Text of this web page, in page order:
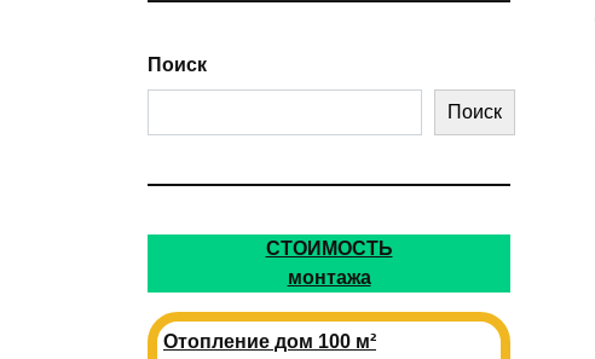
Поиск
Поиск
СТОИМОСТЬ
монтажа
Отопление дом 100 м²